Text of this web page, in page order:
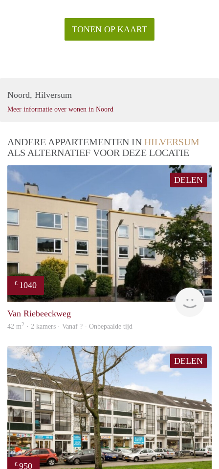
TONEN OP KAART
Noord, Hilversum
Meer informatie over wonen in Noord
ANDERE APPARTEMENTEN IN HILVERSUM
ALS ALTERNATIEF VOOR DEZE LOCATIE
DELEN
€ 1040
rent
Van Riebeeckweg
42 m2 · 2 kamers · Vanaf ? - Onbepaalde tijd
DELEN
€ 950